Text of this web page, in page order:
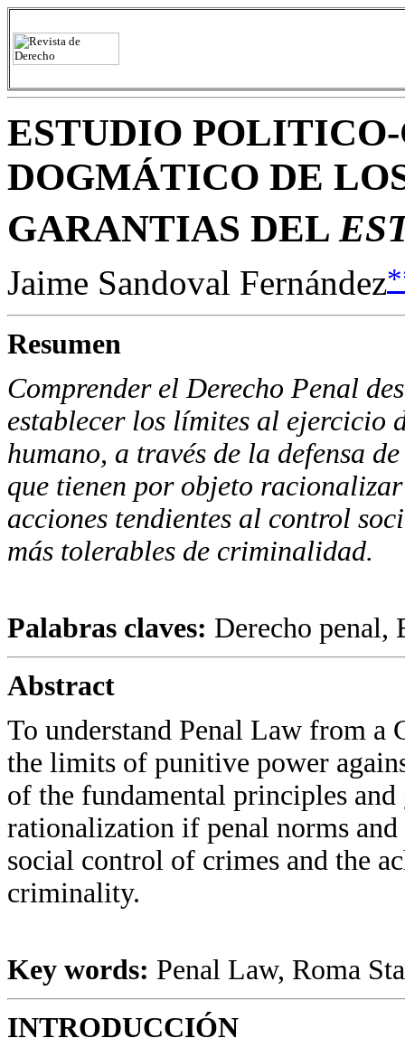
ESTUDIO
DOGMÁTICO DE
GARANTIAS DEL
Jaime Sandoval Fernández
Resumen
Comprender el Derecho Penal
establecer los límites al ejercicio
humano, a través de la defensa
que tienen por objeto
acciones tendientes al control
más tolerables de criminalidad.
Palabras claves: Derecho penal,
Abstract
To understand Penal Law from a
the limits of punitive power
of the fundamental principles and
rationalization if penal norms
social control of crimes and the
criminality.
Key words: Penal Law, Roma
INTRODUCCIÓN